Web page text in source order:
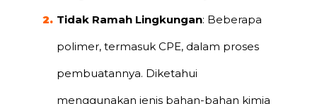
Tidak Ramah Lingkungan: Beberapa
polimer, termasuk CPE, dalam proses
pembuatannya. Diketahui
menggunakan jenis bahan-bahan kimia